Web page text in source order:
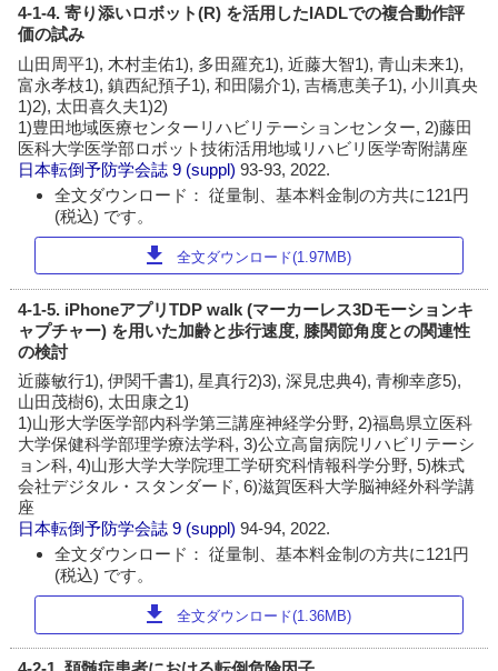
4-1-4. 寄り添いロボット(R) を活用したIADLでの複合動作評
価の試み
山田周平1), 木村圭佑1), 多田羅充1), 近藤大智1), 青山未来1),
富永孝枝1), 鎮西紀預子1), 和田陽介1), 吉橋恵美子1), 小川真央
1)2), 太田喜久夫1)2)
1)豊田地域医療センターリハビリテーションセンター, 2)藤田
医科大学医学部ロボット技術活用地域リハビリ医学寄附講座
日本転倒予防学会誌 9 (suppl)93-93, 2022.
全文ダウンロード： 従量制、基本料金制の方共に121円
(税込) です。
download 全文ダウンロード(1.97MB)
4-1-5. iPhoneアプリTDP walk (マーカーレス3Dモーションキ
ャプチャー) を用いた加齢と歩行速度, 膝関節角度との関連性
の検討
近藤敏行1), 伊関千書1), 星真行2)3), 深見忠典4), 青柳幸彦5),
山田茂樹6), 太田康之1)
1)山形大学医学部内科学第三講座神経学分野, 2)福島県立医科
大学保健科学部理学療法学科, 3)公立高畠病院リハビリテーシ
ョン科, 4)山形大学大学院理工学研究科情報科学分野, 5)株式
会社デジタル・スタンダード, 6)滋賀医科大学脳神経外科学講
座
日本転倒予防学会誌 9 (suppl)94-94, 2022.
全文ダウンロード： 従量制、基本料金制の方共に121円
(税込) です。
download 全文ダウンロード(1.36MB)